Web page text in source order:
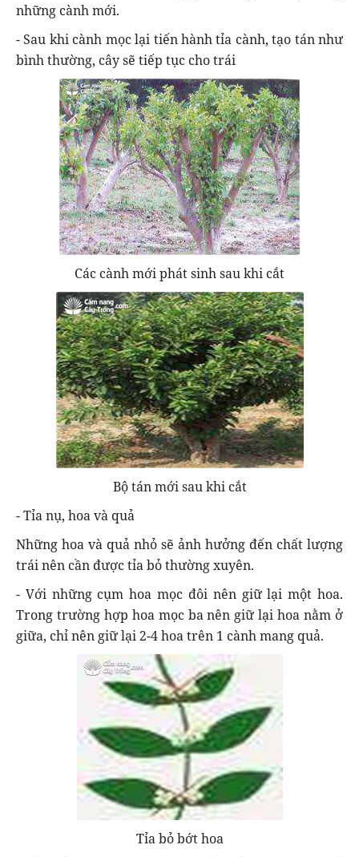
những cành mới.
- Sau khi cành mọc lại tiến hành tỉa cành, tạo tán như
bình thường, cây sẽ tiếp tục cho trái
Các cành mới phát sinh sau khi cắt
Bộ tán mới sau khi cắt
- Tỉa nụ, hoa và quả
Những hoa và quả nhỏ sẽ ảnh hưởng đến chất lượng
trái nên cần được tỉa bỏ thường xuyên.
- Với những cụm hoa mọc đôi nên giữ lại một hoa.
Trong trường hợp hoa mọc ba nên giữ lại hoa nằm ở
giữa, chỉ nên giữ lại 2-4 hoa trên 1 cành mang quả.
Tỉa bỏ bớt hoa